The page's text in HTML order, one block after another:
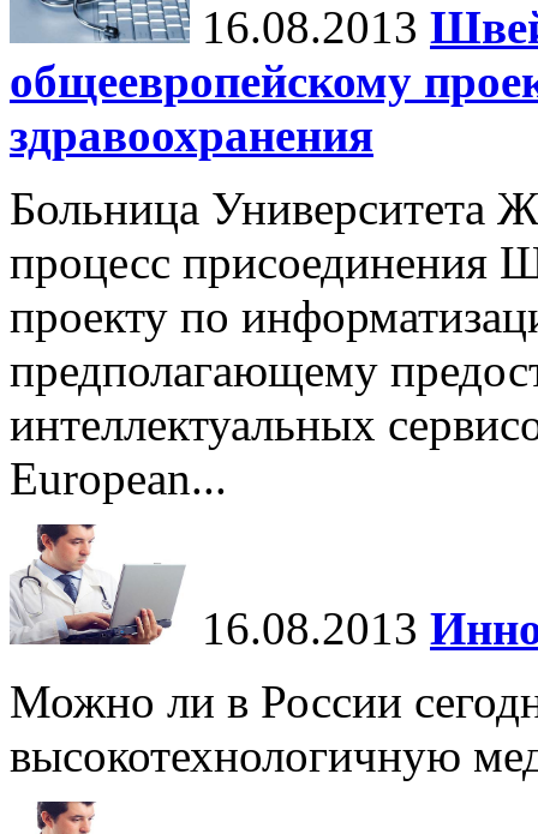
16.08.2013
общеевропейскому
здравоохранения
Больница Университета
процесс присоединения
проекту по
предполагающему
интеллектуальных
European...
16.08.2013
Можно ли в России
высокотехнологичную